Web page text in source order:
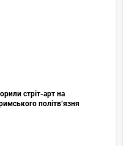
стріт-арт на
політв’язня